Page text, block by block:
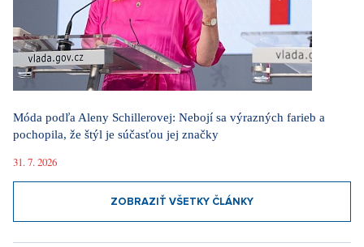
Móda podľa Aleny Schillerovej: Nebojí sa výrazných farieb a
pochopila, že štýl je súčasťou jej značky
31. 7. 2026
ZOBRAZIŤ VŠETKY ČLÁNKY